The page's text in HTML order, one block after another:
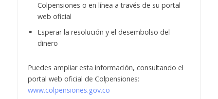
Colpensiones o en línea a través de su portal
web oficial
Esperar la resolución y el desembolso del
dinero
Puedes ampliar esta información, consultando el
portal web oficial de Colpensiones:
www.colpensiones.gov.co